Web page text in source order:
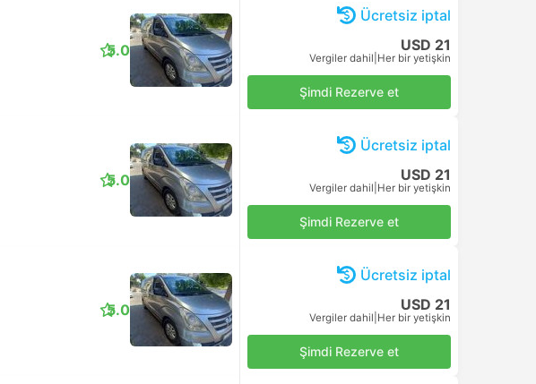
5.0
Ücretsiz iptal
USD 21
Vergiler dahil Her bir yetişkin
Şimdi Rezerve et
5.0
Ücretsiz iptal
USD 21
Vergiler dahil Her bir yetişkin
Şimdi Rezerve et
5.0
Ücretsiz iptal
USD 21
Vergiler dahil Her bir yetişkin
Şimdi Rezerve et